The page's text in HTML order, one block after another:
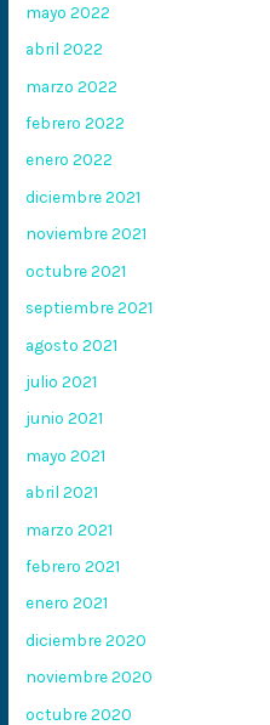
mayo 2022
abril 2022
marzo 2022
febrero 2022
enero 2022
diciembre 2021
noviembre 2021
octubre 2021
septiembre 2021
agosto 2021
julio 2021
junio 2021
mayo 2021
abril 2021
marzo 2021
febrero 2021
enero 2021
diciembre 2020
noviembre 2020
octubre 2020